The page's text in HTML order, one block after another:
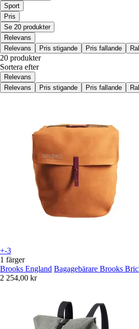
Sport
Pris
Se 20 produkter
Relevans
Relevans
Pris stigande Pris fallande
20 produkter
Sortera efter
Relevans
Relevans
Pris stigande Pris fallande
+-3
1 färger
Brooks England Bagagebärare Brooks
2 254,00 kr